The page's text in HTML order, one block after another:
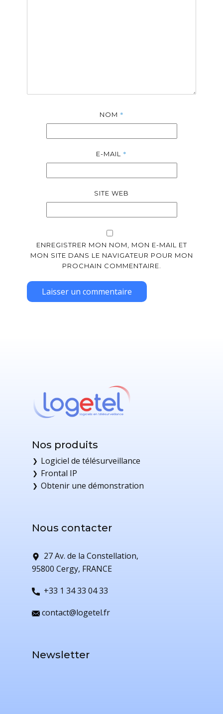
NOM *
E-MAIL *
SITE WEB
ENREGISTRER MON NOM, MON E-MAIL ET
MON SITE DANS LE NAVIGATEUR POUR MON
PROCHAIN COMMENTAIRE.
Laisser un commentaire
Nos produits
❯ Logiciel de télésurveillance
❯ Frontal IP
❯ Obtenir une démonstration
Nous contacter
27 Av. de la Constellation,
95800 Cergy, FRANCE
+33 1 34 33 04 33
contact@logetel.fr
Newsletter